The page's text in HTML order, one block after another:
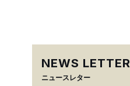
NEWS LETTER
ニュースレター